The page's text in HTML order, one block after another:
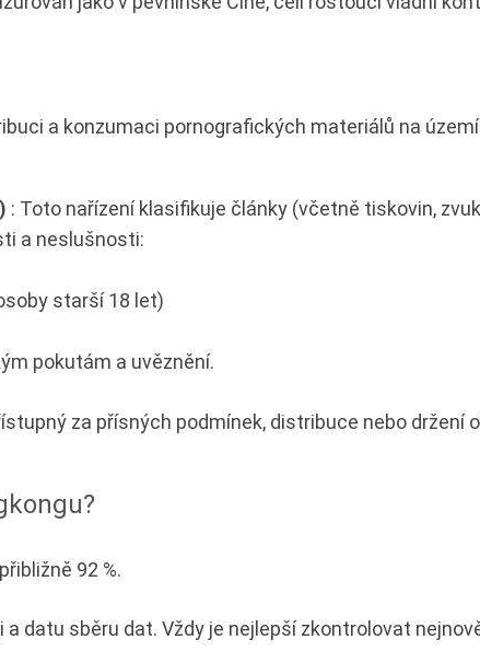
a konzumaci pornografických materiálů na
: Toto nařízení klasifikuje články (včetně tiskovin,
a neslušnosti:
starší 18 let)
pokutám a uvěznění.
za přísných podmínek, distribuce nebo držení
92 %.
datu sběru dat. Vždy je nejlepší zkontrolovat